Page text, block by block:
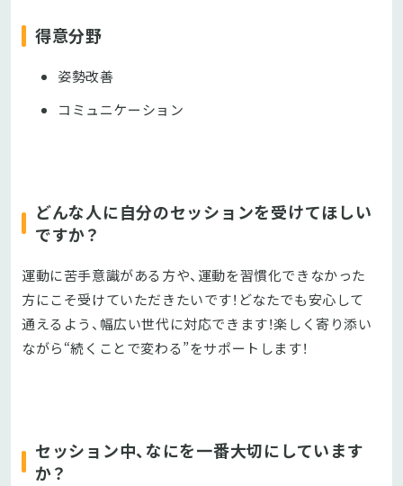
得意分野
姿勢改善
コミュニケーション
どんな人に自分のセッションを受けてほしい
ですか？
運動に苦手意識がある方や、運動を習慣化できなかった
方にこそ受けていただきたいです！どなたでも安心して
通えるよう、幅広い世代に対応できます！楽しく寄り添い
ながら“続くことで変わる”をサポートします！
セッション中、なにを一番大切にしています
か？